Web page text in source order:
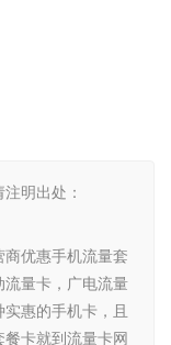
明出处：
优惠手机流量套
量卡，广电流量
惠的手机卡，且
卡就到流量卡网